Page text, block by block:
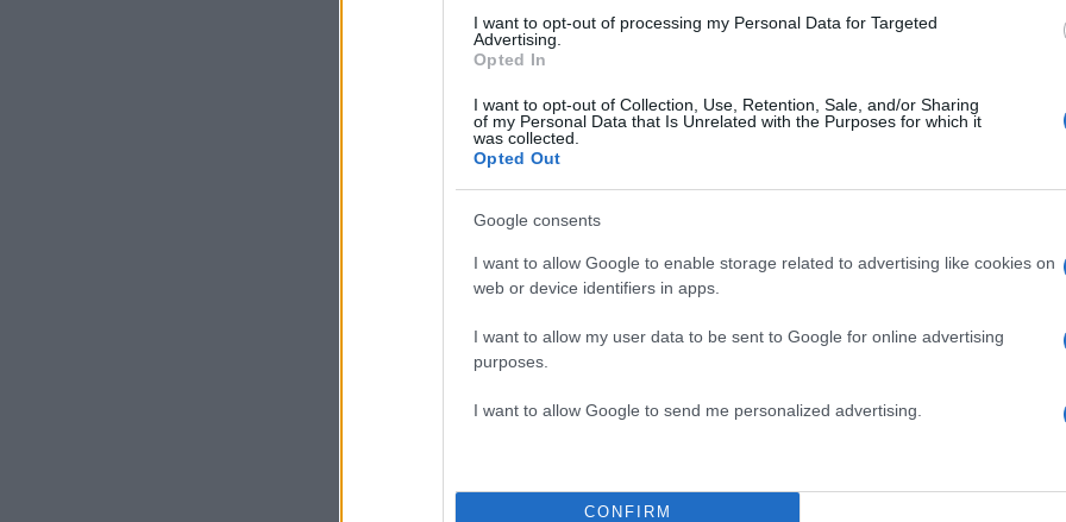
I want to opt-out of processing my Personal Data for Targeted
Advertising.
Opted In
I want to opt-out of Collection, Use, Retention, Sale, and/or Sharing
of my Personal Data that Is Unrelated with the Purposes for which it
was collected.
Opted Out
Google consents
I want to allow Google to enable storage related to advertising like cookies on
web or device identifiers in apps.
I want to allow my user data to be sent to Google for online advertising
purposes.
I want to allow Google to send me personalized advertising.
CONFIRM